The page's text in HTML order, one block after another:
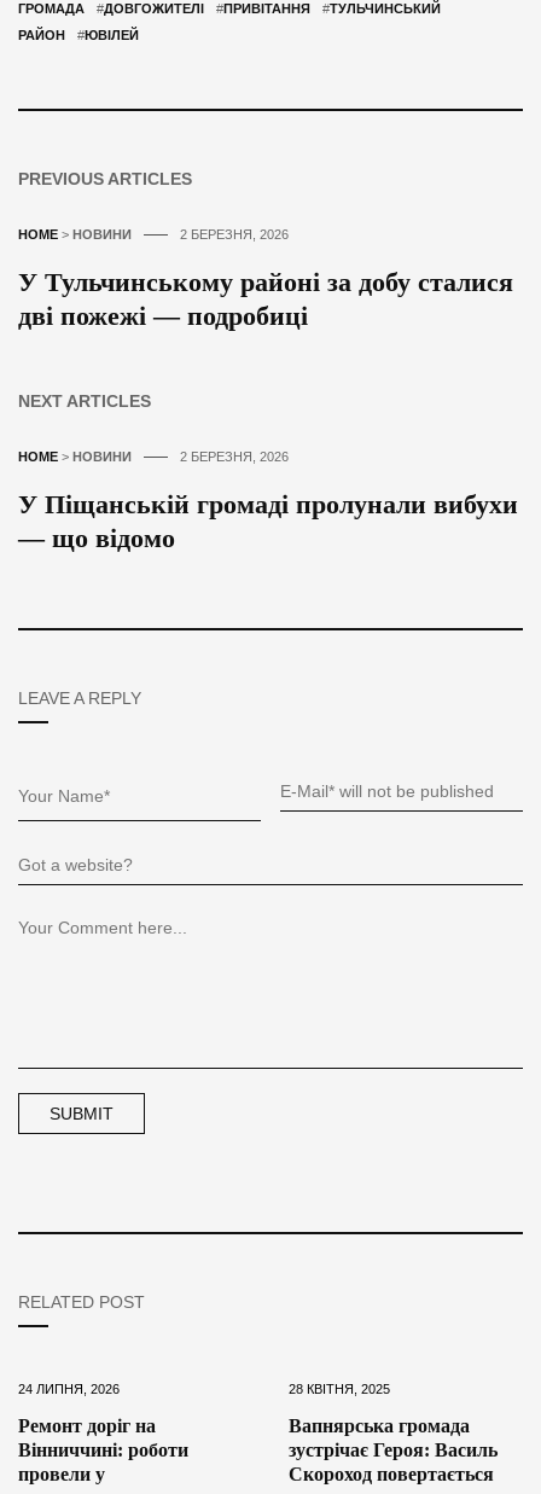
ГРОМАДА #ДОВГОЖИТЕЛІ #ПРИВІТАННЯ #ТУЛЬЧИНСЬКИЙ
РАЙОН
#ЮВІЛЕЙ
PREVIOUS ARTICLES
HOME > НОВИНИ 2 БЕРЕЗНЯ, 2026
У Тульчинському районі за добу сталися
дві пожежі — подробиці
NEXT ARTICLES
HOME > НОВИНИ 2 БЕРЕЗНЯ, 2026
У Піщанській громаді пролунали вибухи
— що відомо
LEAVE A REPLY
RELATED POST
24 ЛИПНЯ, 2026
Ремонт доріг на
Вінниччині: роботи
провели у
28 КВІТНЯ, 2025
Вапнярська громада
зустрічає Героя: Василь
Скороход повертається